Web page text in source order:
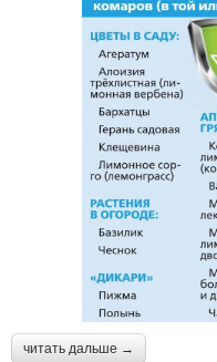
читать дальше →